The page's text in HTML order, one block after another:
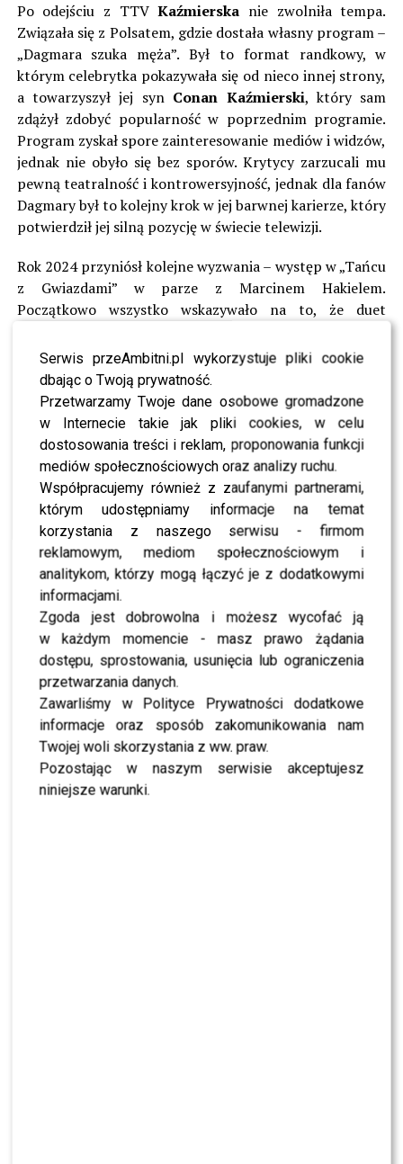
Serwis przeAmbitni.pl wykorzystuje pliki cookie
dbając o Twoją prywatność.
Przetwarzamy Twoje dane osobowe gromadzone
w Internecie takie jak pliki cookies, w celu
dostosowania treści i reklam, proponowania funkcji
mediów społecznościowych oraz analizy ruchu.
Współpracujemy również z zaufanymi partnerami,
którym udostępniamy informacje na temat
korzystania z naszego serwisu - firmom
reklamowym, mediom społecznościowym i
analitykom, którzy mogą łączyć je z dodatkowymi
informacjami.
Zgoda jest dobrowolna i możesz wycofać ją
w każdym momencie - masz prawo żądania
dostępu, sprostowania, usunięcia lub ograniczenia
przetwarzania danych.
Zawarliśmy w Polityce Prywatności dodatkowe
informacje oraz sposób zakomunikowania nam
Twojej woli skorzystania z ww. praw.
Pozostając w naszym serwisie akceptujesz
niniejsze warunki.
Po odejściu z TTVKaźmierska nie zwolniła tempa.
Związała się z Polsatem, gdzie dostała własny program –
„Dagmara szuka męża”. Był to format randkowy, w
którym celebrytka pokazywała się od nieco innej strony,
a towarzyszył jej syn Conan Kaźmierski, który sam
zdążył zdobyć popularność w poprzednim programie.
Program zyskał spore zainteresowanie mediów i widzów,
jednak nie obyło się bez sporów. Krytycy zarzucali mu
pewną teatralność i kontrowersyjność, jednak dla fanów
Dagmary był to kolejny krok w jej barwnej karierze, który
potwierdził jej silną pozycję w świecie telewizji.
Rok 2024 przyniósł kolejne wyzwania – występ w „Tańcu
z Gwiazdami” w parze z Marcinem Hakielem.
Początkowo wszystko wskazywało na to, że duet
o kryminalnej przeszłości celebrytki zburzyło ten
scenariusz. Gdy temat nabrał rozgłosu,
podjęła decyzję o wycofaniu się z programu. Jednak jak
na prawdziwą królową przystało, Dagmara wróciła – tym
razem na własnych zasadach, czyli do internetu. Jej
kanały na YouTube i TikToku zyskały nowych fanów, a
ona sama mogła pokazać się światu bez cenzury i
pośredników.
Po pewnym czasie względnej ciszy, celebrytka znowu
zaskoczyła swoich odbiorców, prezentując zupełnie
nową odsłonę – pokazała się tuż po poważnej operacji
plastycznej. Zdjęcia z turbanem na głowie, opatrunkami
na szyi i siniakami wokół oczu wywołały niemałe
zaskoczenie nawet wśród jej zagorzałych fanów. To było
zupełnie inne oblicze Dagmary, której znana była raczej
z ekstrawaganckich stylizacji i pewności siebie.
Pokazanie się w takiej intymnej, wręcz surowej wersji
było przejawem odwagi i szczerości, które wielokrotnie
podkreślała w swoich wypowiedziach.
POLECAMY: Magda Gessler zachwyciła fanów nowym